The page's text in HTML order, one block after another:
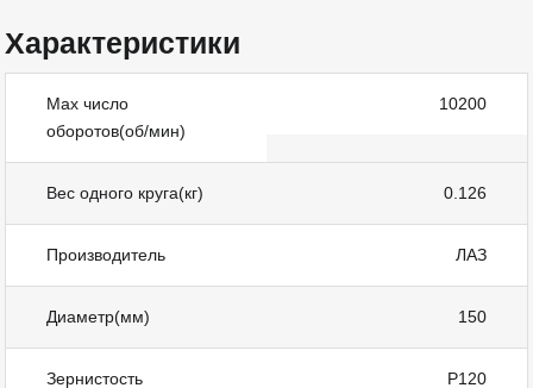
Характеристики
Max число
оборотов(об/мин)
10200
Вес одного круга(кг) 0.126
Производитель ЛАЗ
Диаметр(мм) 150
Зернистость Р120